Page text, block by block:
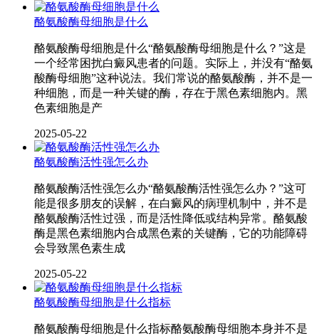
酪氨酸酶母细胞是什么
酪氨酸酶母细胞是什么“酪氨酸酶母细胞是什么？”这是
一个经常困扰白癜风患者的问题。实际上，并没有“酪氨
酸酶母细胞”这种说法。我们常说的酪氨酸酶，并不是一
种细胞，而是一种关键的酶，存在于黑色素细胞内。黑
色素细胞是产
2025-05-22
酪氨酸酶活性强怎么办
酪氨酸酶活性强怎么办“酪氨酸酶活性强怎么办？”这可
能是很多朋友的误解，在白癜风的病理机制中，并不是
酪氨酸酶活性过强，而是活性降低或结构异常。酪氨酸
酶是黑色素细胞内合成黑色素的关键酶，它的功能障碍
会导致黑色素生成
2025-05-22
酪氨酸酶母细胞是什么指标
酪氨酸酶母细胞是什么指标酪氨酸酶母细胞本身并不是